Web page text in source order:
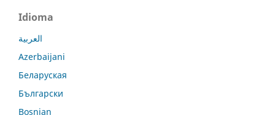
Idioma
العربية
Azerbaijani
Беларуская
Български
Bosnian